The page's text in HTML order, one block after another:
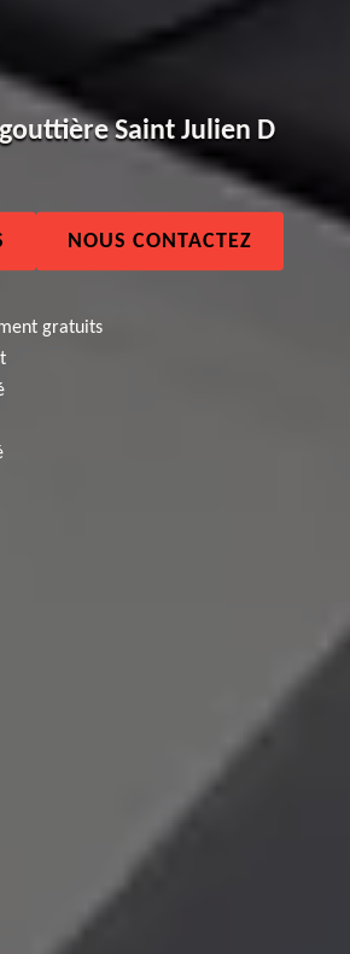
Saint Julien D
NOUS CONTACTEZ
gratuits